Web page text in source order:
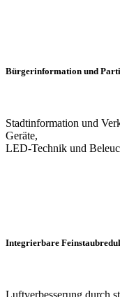
Bürgerinformation und
Stadtinformation und
Geräte,
LED-Technik und
Integrierbare
Luftverbesserung durch